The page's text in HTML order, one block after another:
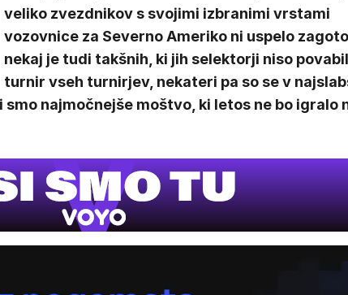
veliko zvezdnikov s svojimi izbranimi vrstami
vozovnice za Severno Ameriko ni uspelo
nekaj je tudi takšnih, ki jih selektorji niso
turnir vseh turnirjev, nekateri pa so se v
najmočnejše moštvo, ki letos ne bo igralo